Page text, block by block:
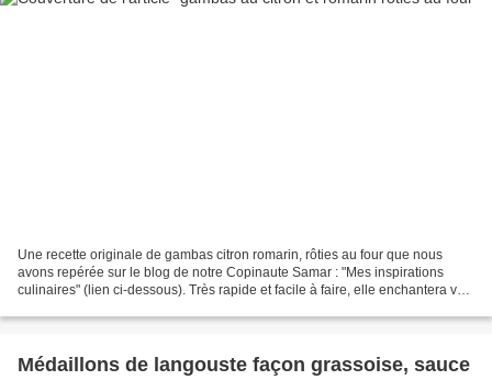
Une recette originale de gambas citron romarin, rôties au four que nous
avons repérée sur le blog de notre Copinaute Samar : "Mes inspirations
culinaires" (lien ci-dessous). Très rapide et facile à faire, elle enchantera vos
Médaillons de langouste façon grassoise, sauce